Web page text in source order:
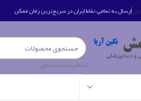
ارسال به تمامی نقاط ایران در سریع‌ترین زمان ممکن
انتخاب دسته بندی